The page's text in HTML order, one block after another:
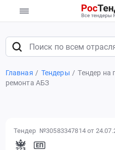
Главная Тендеры
Тендер на
ремонта АБЗ
Тендер №30583347814 от